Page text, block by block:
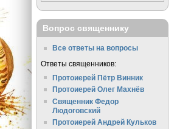
Вопрос священнику
Все ответы на вопросы
Ответы священников:
Протоиерей Пётр Винник
Протоиерей Олег Махнёв
Священник Федор
Людоговский
Протоиерей Андрей Кульков